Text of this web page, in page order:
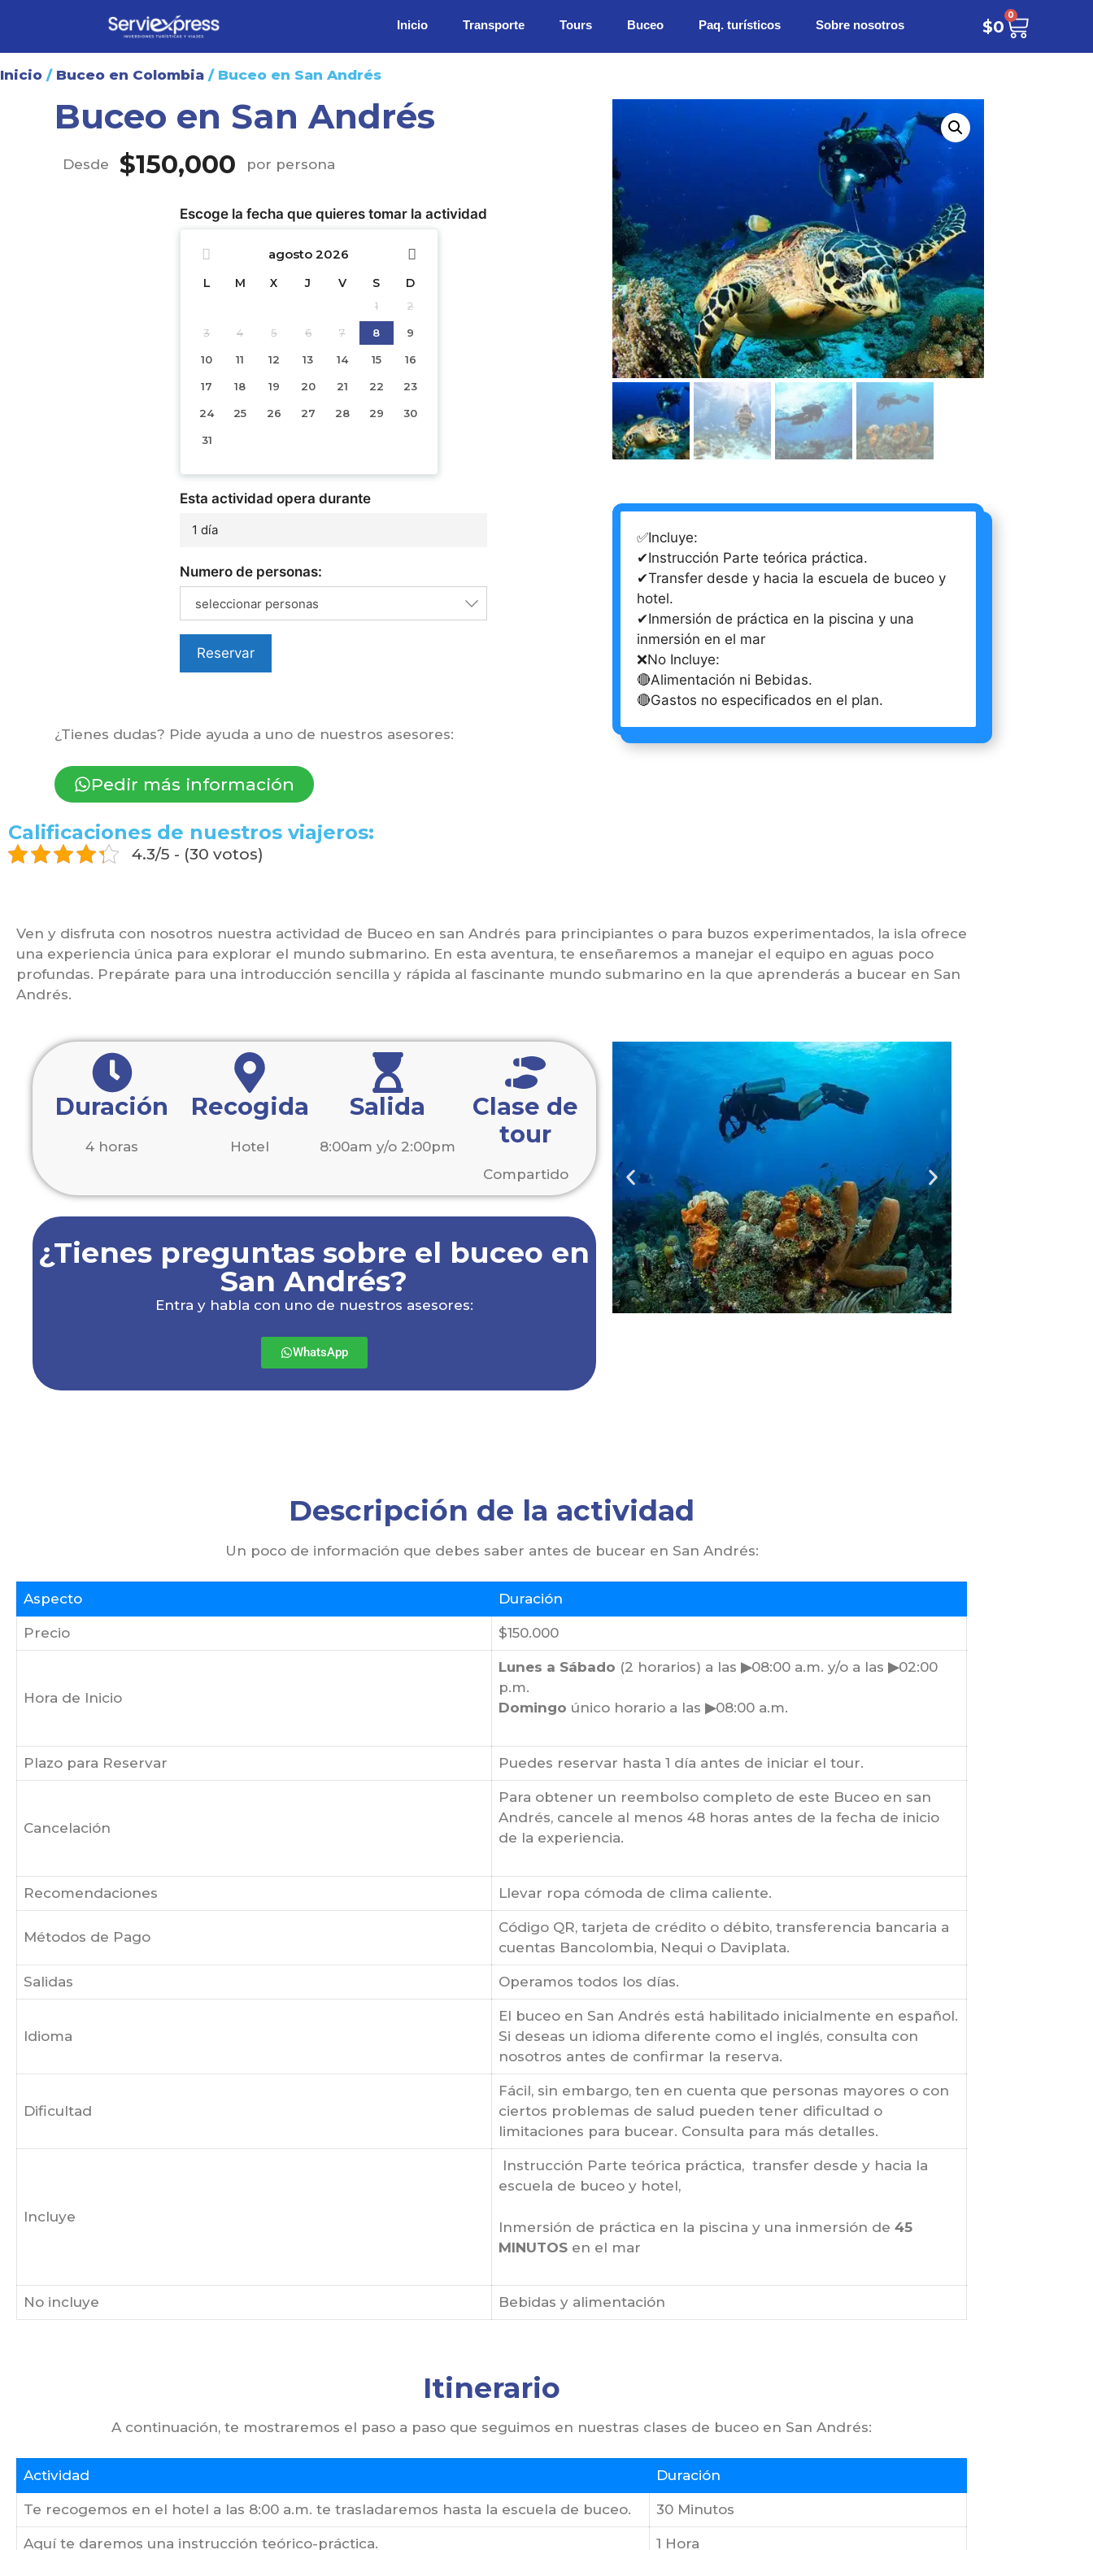
Inicio Transporte Tours Buceo Paq. turísticos Sobre nosotros $0
0
Inicio / Buceo en Colombia / Buceo en San Andrés
Buceo en San Andrés
Desde $150,000 por persona
Escoge la fecha que quieres tomar la actividad
agosto 2026
L M X J V S D
1 2
3 4 5 6 7 8 9
10 11 12 13 14 15 16
17 18 19 20 21 22 23
24 25 26 27 28 29 30
31
Esta actividad opera durante
1 día
Numero de personas:
seleccionar personas
Reservar
¿Tienes dudas? Pide ayuda a uno de nuestros asesores:
Pedir más información
✅Incluye:
✔Instrucción Parte teórica práctica.
✔Transfer desde y hacia la escuela de buceo y
hotel.
✔Inmersión de práctica en la piscina y una
inmersión en el mar
❌No Incluye:
🔴Alimentación ni Bebidas.
🔴Gastos no especificados en el plan.
Calificaciones de nuestros viajeros:
4.3/5 - (30 votos)
Ven y disfruta con nosotros nuestra actividad de Buceo en san Andrés para principiantes o para buzos experimentados, la isla ofrece
una experiencia única para explorar el mundo submarino. En esta aventura, te enseñaremos a manejar el equipo en aguas poco
profundas. Prepárate para una introducción sencilla y rápida al fascinante mundo submarino en la que aprenderás a bucear en San
Andrés.
Duración
4 horas
Recogida
Hotel
Salida
8:00am y/o 2:00pm
Clase de
tour
Compartido
¿Tienes preguntas sobre el buceo en
San Andrés?
Entra y habla con uno de nuestros asesores:
WhatsApp
Descripción de la actividad
Un poco de información que debes saber antes de bucear en San Andrés:
Aspecto Duración
Precio $150.000
Hora de Inicio
Lunes a Sábado (2 horarios) a las ▶08:00 a.m. y/o a las ▶02:00
p.m.
Domingo único horario a las ▶08:00 a.m.
Plazo para Reservar Puedes reservar hasta 1 día antes de iniciar el tour.
Cancelación
Para obtener un reembolso completo de este Buceo en san
Andrés, cancele al menos 48 horas antes de la fecha de inicio
de la experiencia.
Recomendaciones Llevar ropa cómoda de clima caliente.
Métodos de Pago
Código QR, tarjeta de crédito o débito, transferencia bancaria a
cuentas Bancolombia, Nequi o Daviplata.
Salidas Operamos todos los días.
Idioma
El buceo en San Andrés está habilitado inicialmente en español.
Si deseas un idioma diferente como el inglés, consulta con
nosotros antes de confirmar la reserva.
Dificultad
Fácil, sin embargo, ten en cuenta que personas mayores o con
ciertos problemas de salud pueden tener dificultad o
limitaciones para bucear. Consulta para más detalles.
Incluye
Instrucción Parte teórica práctica, transfer desde y hacia la
escuela de buceo y hotel,
Inmersión de práctica en la piscina y una inmersión de 45
MINUTOS en el mar
No incluye Bebidas y alimentación
Itinerario
A continuación, te mostraremos el paso a paso que seguimos en nuestras clases de buceo en San Andrés:
Actividad Duración
Te recogemos en el hotel a las 8:00 a.m. te trasladaremos hasta la escuela de buceo. 30 Minutos
Aquí te daremos una instrucción teórico-práctica. 1 Hora